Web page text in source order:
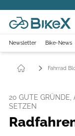
Newsletter Bike-News
Fahrrad
20 GUTE GRÜNDE,
SETZEN